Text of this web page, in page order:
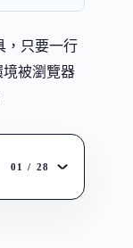
，只要一行
境被瀏覽器
01 / 28